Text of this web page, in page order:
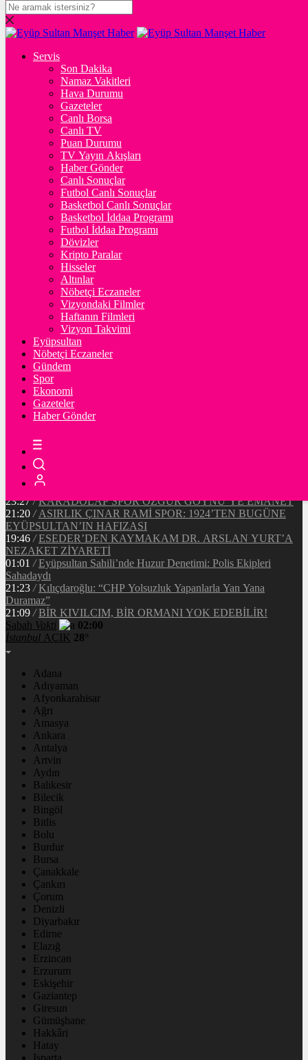
DOLAR
47,7131$% 0.16
EURO
% 0
STERLİN
% 0.08
GRAM ALTIN
%0,79
%0,84
BİTCOİN
฿%-0.5
ETHEREUM
%0
TETHER
47.65
$%0
Servis
Son Dakika
Namaz Vakitleri
Hava Durumu
Gazeteler
Canlı Borsa
Canlı TV
Puan Durumu
TV Yayın Akışları
Haber Gönder
Canlı Sonuçlar
Futbol Canlı Sonuçlar
Basketbol Canlı Sonuçlar
Basketbol İddaa Programı
Futbol İddaa Programı
Dövizler
Kripto Paralar
Hisseler
Altınlar
Nöbetçi Eczaneler
Vizyondaki Filmler
Haftanın Filmleri
Vizyon Takvimi
Eyüpsultan
Nöbetçi Eczaneler
Gündem
Spor
Ekonomi
Gazeteler
Haber Gönder
20:37 / CHP EYÜPSULTAN İLÇE ÖRGÜTÜ ÜYELERİ
/ MHP EYÜPSULTAN TEŞKİLATI’NIN ACI GÜNÜ
13:33
/ BAŞKAN DR. MİTHAT BÜLENT ÖZMEN’DEN
KAMUOYUNA AÇIKLAMA
Makyaj Sanatçısı Uzay Damla Yıldız, Uluslararası
Başarılarıyla Türkiye’yi Temsil Ediyor
23:27 / KARADOLAP SPOR ÖZGÜR GÖYNÜ’YE EMANET
21:20 / ASIRLIK ÇINAR RAMİ SPOR: 1924’TEN BUGÜNE
EYÜPSULTAN’IN HAFIZASI
19:46 / ESEDER’DEN KAYMAKAM DR. ARSLAN YURT’A
NEZAKET ZİYARETİ
01:01 / Eyüpsultan Sahili’nde Huzur Denetimi: Polis Ekipleri
Sahadaydı
21:23 / Kılıçdaroğlu: “CHP Yolsuzluk Yapanlarla Yan Yana
Duramaz”
21:09 / BİR KIVILCIM, BİR ORMANI YOK EDEBİLİR!
Sabah Vakti
02:00
İstanbul AÇIK 28°
Adana
Adıyaman
Afyonkarahisar
Ağrı
Amasya
Ankara
Antalya
Artvin
Aydın
Balıkesir
Bilecik
Bingöl
Bitlis
Bolu
Burdur
Bursa
Çanakkale
Çankırı
Çorum
Denizli
Diyarbakır
Edirne
Elazığ
Erzincan
Erzurum
Eskişehir
Gaziantep
Giresun
Gümüşhane
Hakkâri
Hatay
Isparta